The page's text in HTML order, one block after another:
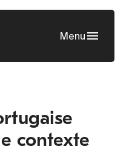
Menu
contexte